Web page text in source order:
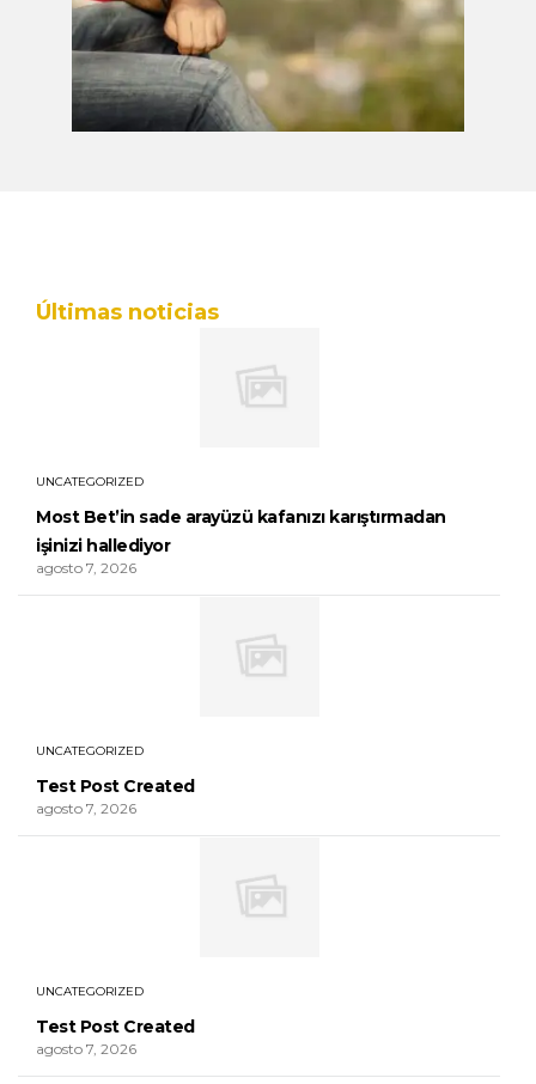
Últimas noticias
UNCATEGORIZED
Most Bet’in sade arayüzü kafanızı karıştırmadan
işinizi hallediyor
agosto 7, 2026
UNCATEGORIZED
Test Post Created
agosto 7, 2026
UNCATEGORIZED
Test Post Created
agosto 7, 2026